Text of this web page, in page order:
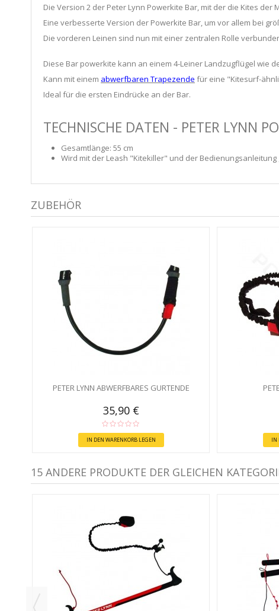
Die Version 2 der Peter Lynn Powerkite Bar, mit der die Kites der
Eine verbesserte Version der Powerkite Bar, um vor allem bei
Die vorderen Leinen sind nun mit einer zentralen Rolle
Diese Bar powerkite kann an einem 4-Leiner Landzugflügel wie
Kann mit einem abwerfbaren Trapezende für eine "Kitesurf-
Ideal für die ersten Eindrücke an der Bar.
TECHNISCHE DATEN - PETER LYNN
Gesamtlänge: 55 cm
Wird mit der Leash "Kitekiller" und der Bedienungsanleitung
ZUBEHÖR
PETER LYNN ABWERFBARES GURTENDE
35,90 €
IN DEN WARENKORB LEGEN IN
15 ANDERE PRODUKTE DER GLEICHEN